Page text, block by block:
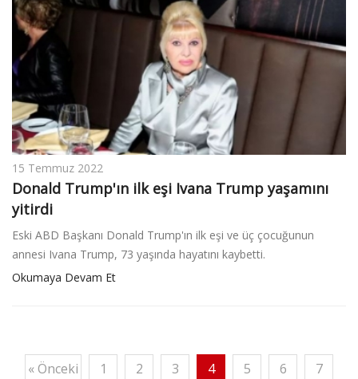
15 Temmuz 2022
Donald Trump'ın ilk eşi Ivana Trump yaşamını
yitirdi
Eski ABD Başkanı Donald Trump'ın ilk eşi ve üç çocuğunun
annesi Ivana Trump, 73 yaşında hayatını kaybetti.
Okumaya Devam Et
« Önceki 1 2 3 4 5 6 7